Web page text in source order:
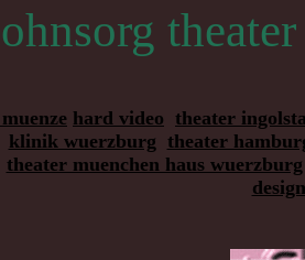
ohnsorg
hard video theater
klinik wuerzburg theater
theater muenchen haus wuerzburg
design